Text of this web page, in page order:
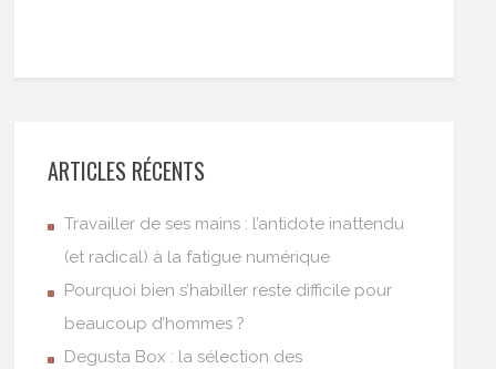
ARTICLES RÉCENTS
Travailler de ses mains : l’antidote inattendu
(et radical) à la fatigue numérique
Pourquoi bien s’habiller reste difficile pour
beaucoup d’hommes ?
Degusta Box : la sélection des